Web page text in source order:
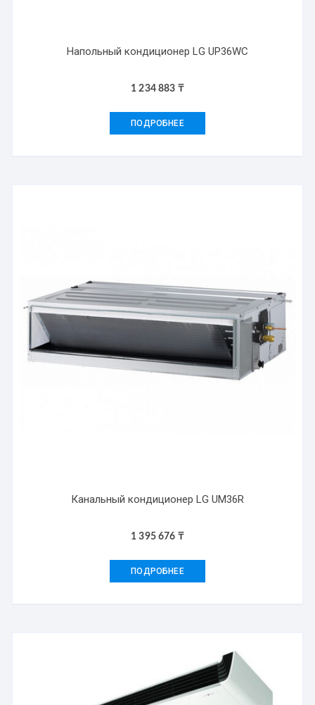
Напольный кондиционер LG UP36WC
1 234 883 ₸
ПОДРОБНЕЕ
Канальный кондиционер LG UM36R
1 395 676 ₸
ПОДРОБНЕЕ